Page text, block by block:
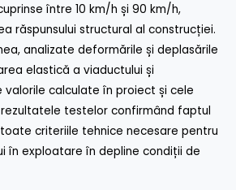
între 10 km/h și 90 km/h,
răspunsului structural al construcției.
analizate deformările și deplasările
elastică a viaductului și
calculate în proiect și cele
testelor confirmând faptul
criteriile tehnice necesare pentru
în exploatare în depline condiții de